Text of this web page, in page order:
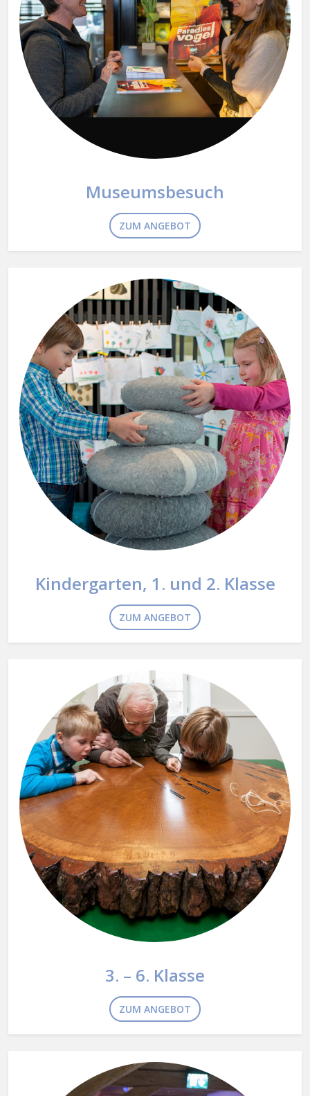
Museumsbesuch
ZUM ANGEBOT
Kindergarten, 1. und 2. Klasse
ZUM ANGEBOT
3. – 6. Klasse
ZUM ANGEBOT